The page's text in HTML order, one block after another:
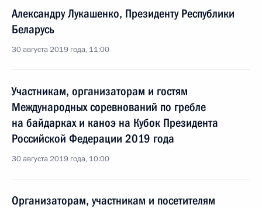
Александру Лукашенко, Президенту Республики
Беларусь
30 августа 2019 года, 11:00
Участникам, организаторам и гостям
Международных соревнований по гребле
на байдарках и каноэ на Кубок Президента
Российской Федерации 2019 года
30 августа 2019 года, 10:00
Организаторам, участникам и посетителям